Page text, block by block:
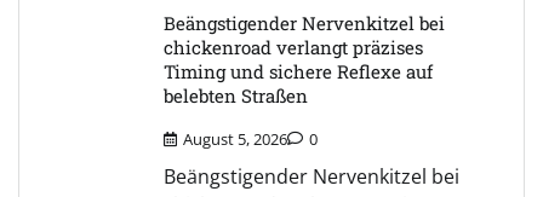
Beängstigender Nervenkitzel bei
chickenroad verlangt präzises
Timing und sichere Reflexe auf
belebten Straßen
August 5, 2026 0
Beängstigender Nervenkitzel bei